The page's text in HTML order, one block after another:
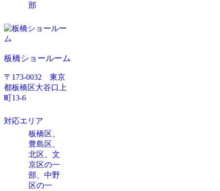
部
板橋ショールーム
〒173-0032 東京
都板橋区大谷口上
町13-6
対応エリア
板橋区、
豊島区、
北区、文
京区の一
部、中野
区の一